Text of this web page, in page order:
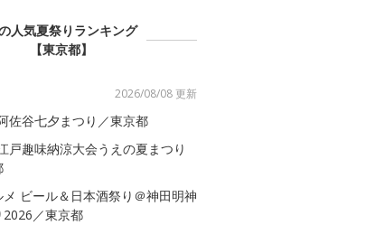
人気夏祭りランキング
【東京都】
2026/08/08 更新
佐谷七夕まつり／東京都
戸趣味納涼大会うえの夏まつり
ビール＆日本酒祭り＠神田明神
2026／東京都